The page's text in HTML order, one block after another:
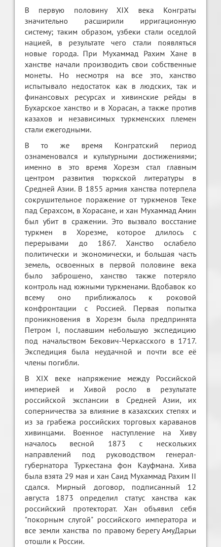
В первую половину XIX века Конграты
значительно расширили ирригационную
систему; таким образом, узбеки стали оседлой
нацией, в результате чего стали появляться
новые города. При Мухаммад Рахим Хане в
ханстве начали производить свои собственные
монеты. Но несмотря на все это, ханство
испытывало недостаток как в людских, так и
финансовых ресурсах и хивинские рейды в
Бухарское ханство и в Хорасан, а также против
казахов и независимых туркменских племен
стали ежегодными.
В то же время Конгратский период
ознаменовался и культурными достижениями;
именно в это время Хорезм стал главным
центром развития тюркской литературы в
Средней Азии. В 1855 армия ханства потерпела
сокрушительное поражение от туркменов Теке
пад Серахсом, в Хорасане, и хан Мухаммад Амин
был убит в сражении. Это вызвало восстание
туркмен в Хорезме, которое длилось с
перерывами до 1867. Ханство ослабело
политически и экономически, и большая часть
земель, освоенных в первой половине века
было заброшено, ханство также потеряло
контроль над южными туркменами. Вдобавок ко
всему оно приближалось к роковой
конфронтации с Россией. Первая попытка
проникновения в Хорезм была предпринята
Петром I, пославшим небольшую экспедицию
под начальством Бекович-Черкасского в 1717.
Экспедиция была неудачной и почти все её
члены погибли.
В XIX веке напряжение между Российской
империей и Хивой росло в результате
российской экспансии в Средней Азии, их
соперничества за влияние в казахских степях и
из за грабежа российских торговых караванов
хивинцами. Военное наступление на Хиву
началось весной 1873 с нескольких
направлений под руководством генерал-
губернатора Туркестана фон Кауфмана. Хива
была взята 29 мая и хан Саид Мухаммад Рахим II
сдался. Мирный договор, подписанный 12
августа 1873 определил статус ханства как
российский протекторат. Хан объявил себя
"пoкорным слугой" российского императора и
все земли ханства по правому берегу АмуДарьи
отошли к России.